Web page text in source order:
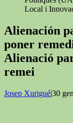
Local i
Alienación
poner
Alienació
remei
Josep Xurigué|30